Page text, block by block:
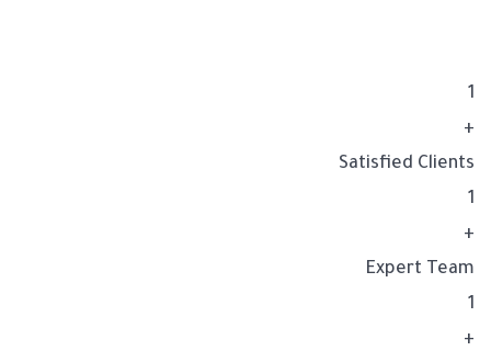
1
+
Satisfied Clients
1
+
Expert Team
1
+